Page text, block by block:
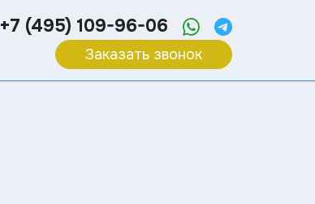
+7 (495) 109-96-06
Заказать звонок